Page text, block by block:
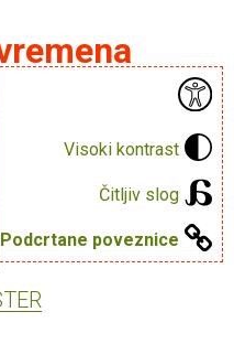
Visoki kontrast
Čitljiv slog
Podcrtane poveznice
knjiga.